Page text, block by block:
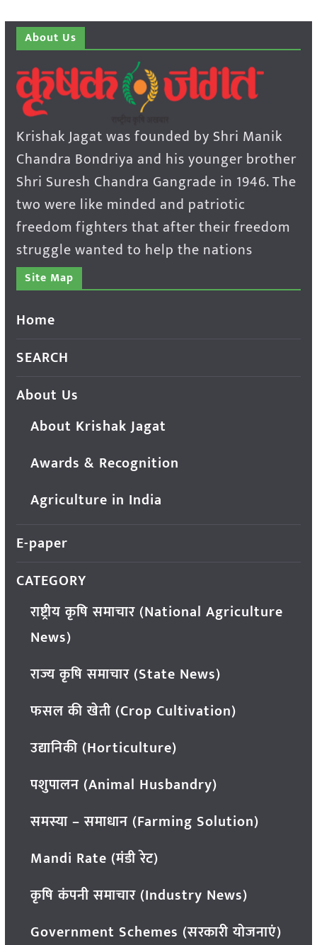
About Us
Krishak Jagat was founded by Shri Manik
Chandra Bondriya and his younger brother
Shri Suresh Chandra Gangrade in 1946. The
two were like minded and patriotic
freedom fighters that after their freedom
struggle wanted to help the nations
Site Map
Home
SEARCH
About Us
About Krishak Jagat
Awards & Recognition
Agriculture in India
E-paper
CATEGORY
राष्ट्रीय कृषि समाचार (National Agriculture
News)
राज्य कृषि समाचार (State News)
फसल की खेती (Crop Cultivation)
उद्यानिकी (Horticulture)
पशुपालन (Animal Husbandry)
समस्या – समाधान (Farming Solution)
Mandi Rate (मंडी रेट)
कृषि कंपनी समाचार (Industry News)
Government Schemes (सरकारी योजनाएं)